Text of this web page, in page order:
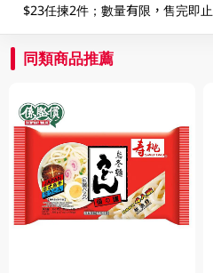
$23任揀2件；數量有限，售完即止
同類商品推薦